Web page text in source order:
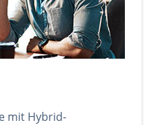
mit Hybrid-